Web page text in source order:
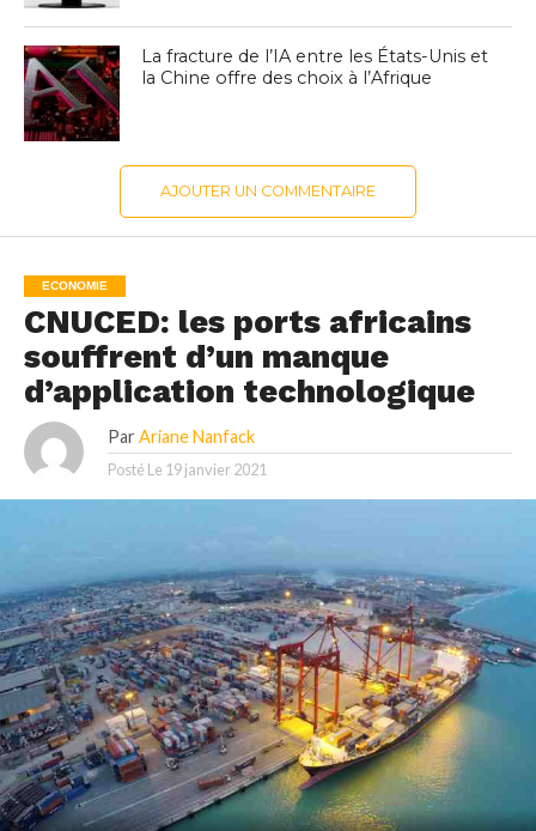
La fracture de l’IA entre les États-Unis et
la Chine offre des choix à l’Afrique
AJOUTER UN COMMENTAIRE
ECONOMIE
CNUCED: les ports africains
souffrent d’un manque
d’application technologique
Par Ariane Nanfack
Posté Le 19 janvier 2021